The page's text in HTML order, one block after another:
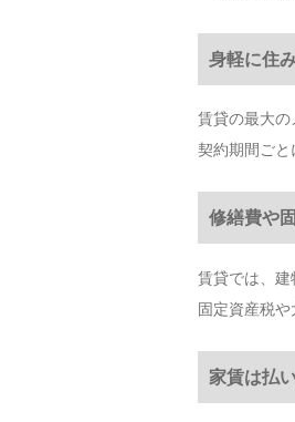
身軽に住
賃貸の最大の
契約期間ごと
修繕費や
賃貸では、建
固定資産税
家賃は払